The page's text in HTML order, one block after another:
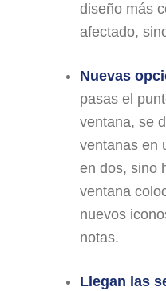
diseño más
afectado,
Nuevas
pasas el
ventana, se
ventanas en
en dos, sino
ventana
nuevos
notas.
Llegan las